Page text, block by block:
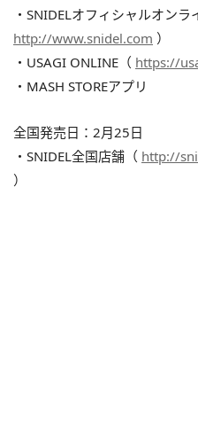
・SNIDELオフィシャルオンラ
http://www.snidel.com ）
・USAGI ONLINE（ https://
・MASH STOREアプリ
全国発売日：2月25日
・SNIDEL全国店舗（ http://
）